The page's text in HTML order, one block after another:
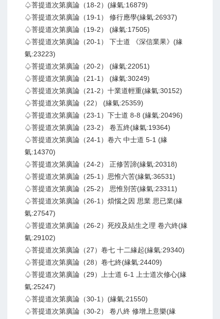
♤菩提道次第廣論（18-2）(緣氣:16879)
♤菩提道次第廣論（19-1） 修行應學(緣氣:26937)
♤菩提道次第廣論（19-2） (緣氣:17505)
♤菩提道次第廣論（20-1） 下士道 《深信業果》(緣
氣:23223)
♤菩提道次第廣論（20-2） (緣氣:22051)
♤菩提道次第廣論（21-1） (緣氣:30249)
♤菩提道次第廣論（21-2）十業道輕重(緣氣:30152)
♤菩提道次第廣論（22） (緣氣:25359)
♤菩提道次第廣論（23-1）下士道 8-8 (緣氣:20496)
♤菩提道次第廣論（23-2） 卷五終(緣氣:19364)
♤菩提道次第廣論（24-1）卷六 中士道 5-1 (緣
氣:14370)
♤菩提道次第廣論（24-2） 正修苦諦(緣氣:20318)
♤菩提道次第廣論（25-1）思惟六苦(緣氣:36531)
♤菩提道次第廣論（25-2） 思惟別苦(緣氣:23311)
♤菩提道次第廣論（26-1）煩惱之因 思業 思已業(緣
氣:27547)
♤菩提道次第廣論（26-2）死歿及結生之理 卷六終(緣
氣:29102)
♤菩提道次第廣論（27）卷七 十二緣起(緣氣:29340)
♤菩提道次第廣論（28）卷七終(緣氣:24409)
♤菩提道次第廣論（29）上士道 6-1 上士道次修心(緣
氣:25247)
♤菩提道次第廣論（30-1）(緣氣:21550)
♤菩提道次第廣論（30-2） 卷八終 修增上意樂(緣